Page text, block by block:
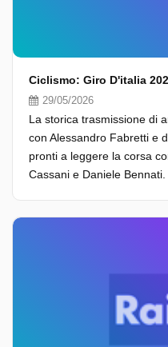
29/05/2026
La storica trasmissione di
con Alessandro Fabretti e
pronti a leggere la corsa
Cassani e Daniele Bennati.